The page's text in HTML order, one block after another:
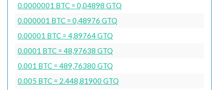
0.0000001 BTC = 0,04898 GTQ
0.000001 BTC = 0,48976 GTQ
0.00001 BTC = 4,89764 GTQ
0.0001 BTC = 48,97638 GTQ
0.001 BTC = 489,76380 GTQ
0.005 BTC = 2.448,81900 GTQ